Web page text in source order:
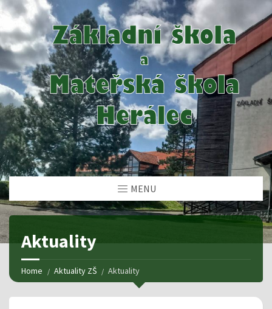
MENU
Aktuality
Home Aktuality ZŠ Aktuality